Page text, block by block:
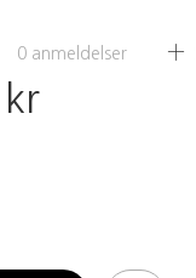
0 anmeldelser